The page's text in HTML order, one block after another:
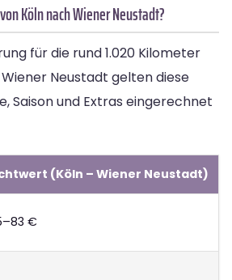
Köln nach Wiener Neustadt?
für die rund 1.020 Kilometer
Neustadt gelten diese
Saison und Extras eingerechnet
(Köln – Wiener Neustadt)
€